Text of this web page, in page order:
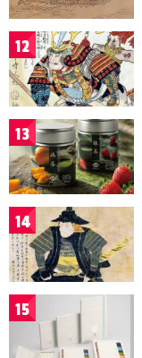
12
13
14
15